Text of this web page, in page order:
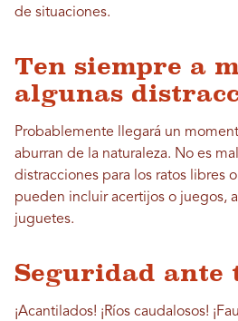
de situaciones.
Ten siempre a
algunas
Probablemente llegará un
aburran de la naturaleza. No es
distracciones para los ratos libres
pueden incluir acertijos o juegos,
juguetes.
Seguridad ante
¡Acantilados! ¡Ríos caudalosos!